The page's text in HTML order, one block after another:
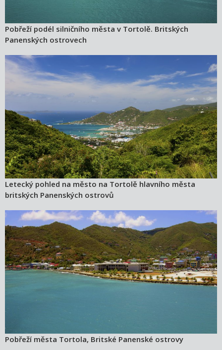
Pobřeží podél silničního města v Tortolě. Britských
Panenských ostrovech
Letecký pohled na město na Tortolě hlavního města
britských Panenských ostrovů
Pobřeží města Tortola, Britské Panenské ostrovy